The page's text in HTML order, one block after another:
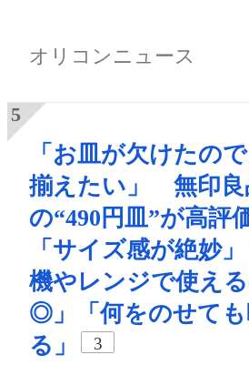
オリコンニュース
「お皿が欠けたの
揃えたい」 無印良
の“490円皿”が高評
「サイズ感が絶妙
機やレンジで使え
◎」「何をのせても
る」
3